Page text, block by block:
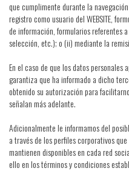
que cumplimente durante la
registro como usuario del WEBSITE,
de información, formularios referentes
selección, etc.); o (ii) mediante la
En el caso de que los datos
garantiza que ha informado a dicho
obtenido su autorización para
señalan más adelante.
Adicionalmente le informamos del
a través de los perfiles corporativos que
mantienen disponibles en cada red
ello en los términos y condiciones